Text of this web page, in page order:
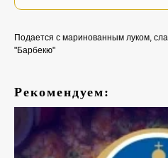
Подается с маринованным луком,
"Барбекю"
Рекомендуем: